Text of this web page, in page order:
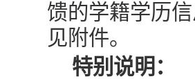
馈的学籍学历
见附件。
特别 说明 ：